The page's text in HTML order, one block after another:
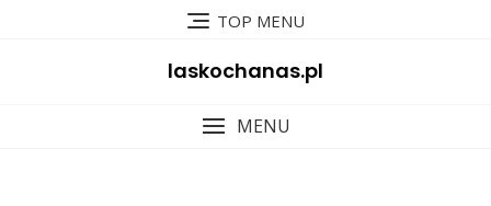
TOP MENU
laskochanas.pl
MENU